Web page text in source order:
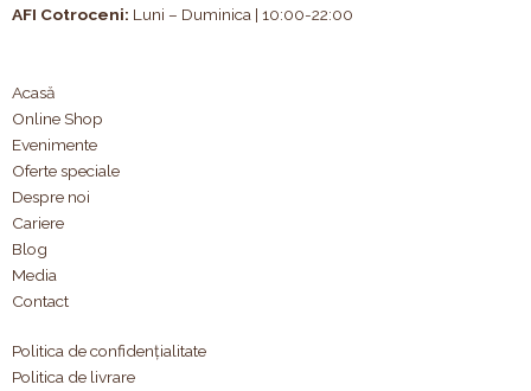
AFI Cotroceni: Luni – Duminica | 10:00-22:00
Acasă
Online Shop
Evenimente
Oferte speciale
Despre noi
Cariere
Blog
Media
Contact
Politica de confidențialitate
Politica de livrare